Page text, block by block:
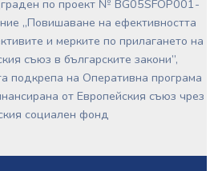
по проект № BG05SFOP001-
„Повишаване на ефективността
и мерките по прилагането на
съюз в българските закони”,
подкрепа на Оперативна програма
от Европейския съюз чрез
социален фонд